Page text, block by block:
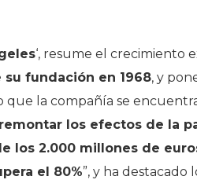
‘, resume el crecimiento
fundación en 1968, y
que la compañía se
los efectos de la
los 2.000 millones de
el 80%”, y ha destacado